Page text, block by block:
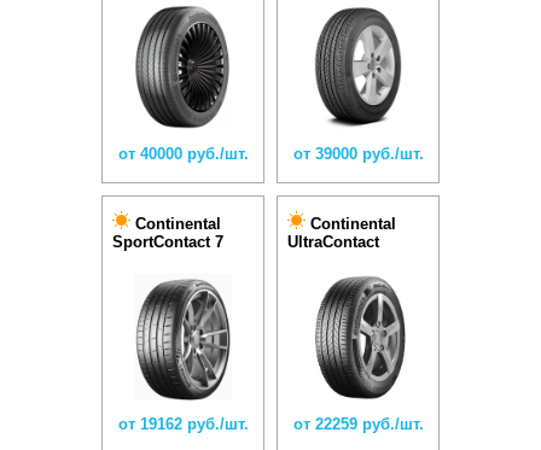
от 40000 руб./шт. от 39000 руб./шт.
Continental
SportContact 7
от 19162 руб./шт.
Continental
UltraContact
от 22259 руб./шт.